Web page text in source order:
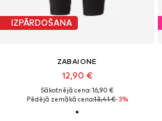
IZPĀRDOŠANA
ZABAIONE
12,90 €
Sākotnējā cena: 16,90 €
Pēdējā zemākā cena:13,41 €-3%